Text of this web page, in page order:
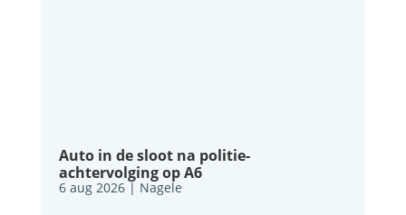
Auto in de sloot na politie-
achtervolging op A6
6 aug 2026| Nagele